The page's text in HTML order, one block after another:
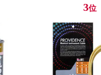
3位